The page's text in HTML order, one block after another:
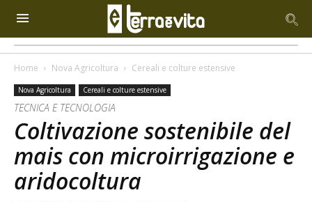
Home Nova Agricoltura Cereali e colture estensive
Nova Agricoltura Cereali e colture estensive
TECNICA E TECNOLOGIA
Coltivazione sostenibile del
mais con microirrigazione e
aridocoltura